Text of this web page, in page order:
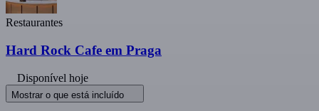
Restaurantes
Hard Rock Cafe em Praga
Disponível hoje
Mostrar o que está incluído